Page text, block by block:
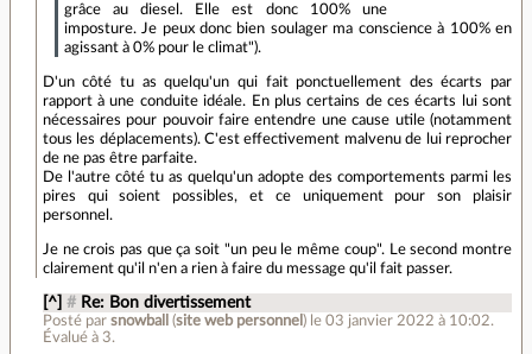
grâce au diesel. Elle est donc 100% une
imposture. Je peux donc bien soulager ma conscience à 100% en
agissant à 0% pour le climat").
D'un côté tu as quelqu'un qui fait ponctuellement des écarts par
rapport à une conduite idéale. En plus certains de ces écarts lui sont
nécessaires pour pouvoir faire entendre une cause utile (notamment
tous les déplacements). C'est effectivement malvenu de lui reprocher
de ne pas être parfaite.
De l'autre côté tu as quelqu'un adopte des comportements parmi les
pires qui soient possibles, et ce uniquement pour son plaisir
personnel.
Je ne crois pas que ça soit "un peu le même coup". Le second montre
clairement qu'il n'en a rien à faire du message qu'il fait passer.
[^] # Re: Bon divertissement
Posté parsnowball (site web personnel ) le 03 janvier 2022 à 10:02.
Évalué à 3.